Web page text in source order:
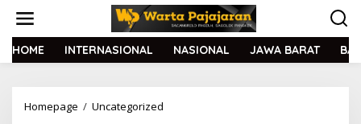
t
HOME INTERNASIONAL NASIONAL JAWA BARAT
Homepage / Uncategorized